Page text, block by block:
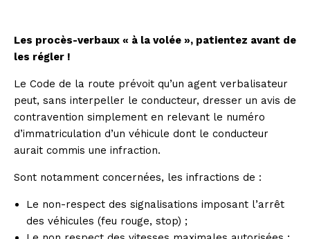
Les procès-verbaux « à la volée », patientez avant de
les régler !
Le Code de la route prévoit qu’un agent verbalisateur
peut, sans interpeller le conducteur, dresser un avis de
contravention simplement en relevant le numéro
d’immatriculation d’un véhicule dont le conducteur
aurait commis une infraction.
Sont notamment concernées, les infractions de :
Le non-respect des signalisations imposant l’arrêt
des véhicules (feu rouge, stop) ;